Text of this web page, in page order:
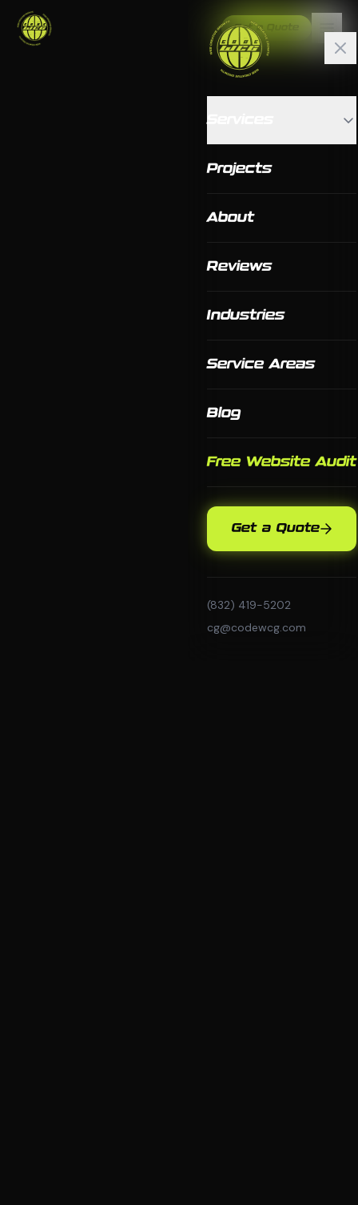
Get a Quote
Projects
About
Reviews
Industries
Service Areas
Blog
Free Website Audit
Get a Quote
(832) 419-5202
cg@codewcg.com